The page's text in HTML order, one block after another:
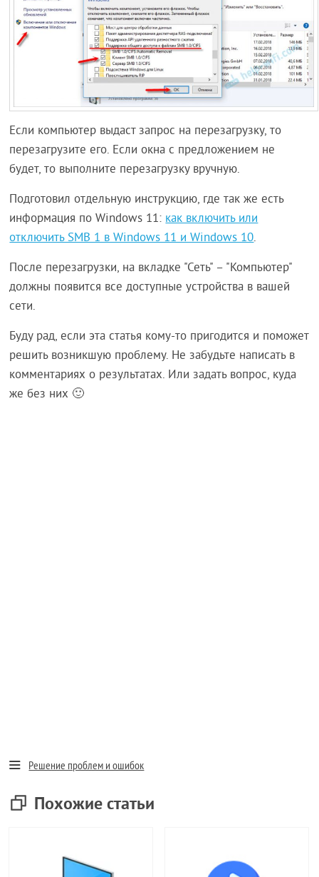
Если компьютер выдаст запрос на перезагрузку, то
перезагрузите его. Если окна с предложением не
будет, то выполните перезагрузку вручную.
Подготовил отдельную инструкцию, где так же есть
информация по Windows 11:как включить или
отключить SMB 1 в Windows 11 и Windows 10.
После перезагрузки, на вкладке "Сеть" – "Компьютер"
должны появится все доступные устройства в вашей
сети.
Буду рад, если эта статья кому-то пригодится и поможет
решить возникшую проблему. Не забудьте написать в
комментариях о результатах. Или задать вопрос, куда
же без них 🙂
Решение проблем и ошибок
Похожие статьи